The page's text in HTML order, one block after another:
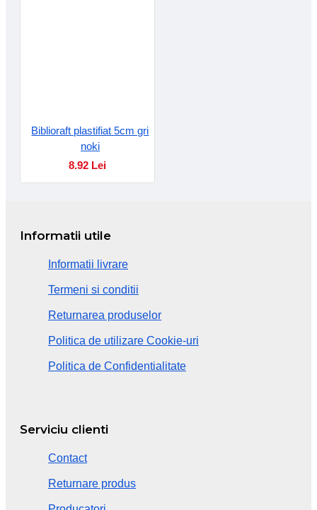
Biblioraft plastifiat 5cm gri
noki
8.92 Lei
Informatii utile
Informatii livrare
Termeni si conditii
Returnarea produselor
Politica de utilizare Cookie-uri
Politica de Confidentialitate
Serviciu clienti
Contact
Returnare produs